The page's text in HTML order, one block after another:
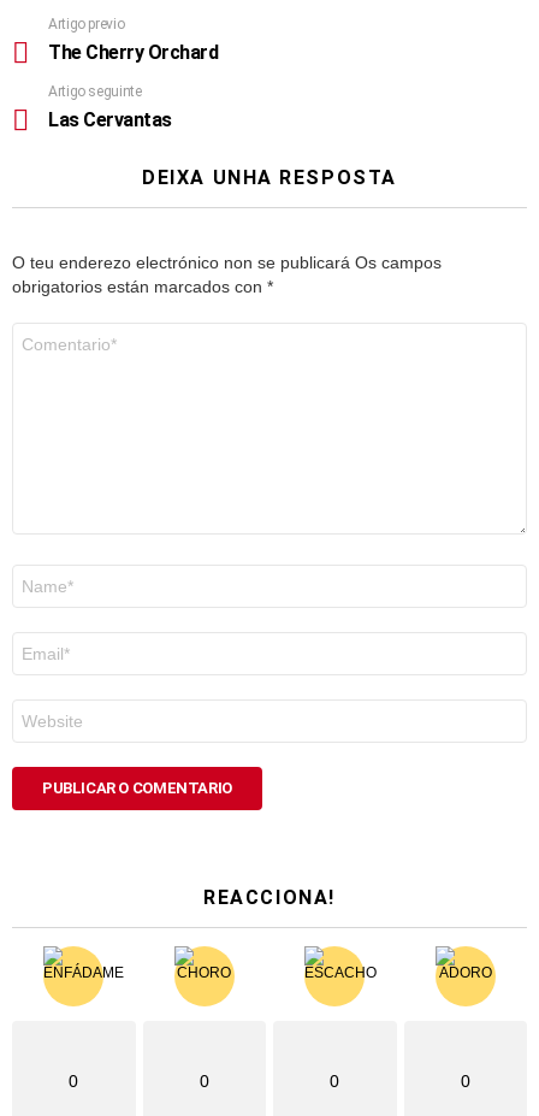
Artigo previo
The Cherry Orchard
Artigo seguinte
Las Cervantas
DEIXA UNHA RESPOSTA
O teu enderezo electrónico non se publicará Os campos
obrigatorios están marcados con *
electrónico
*
REACCIONA!
0 0 0 0